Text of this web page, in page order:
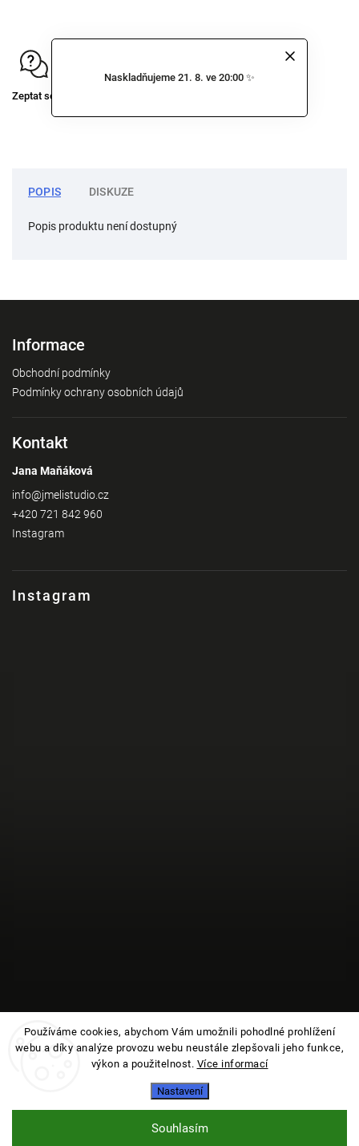
Používáme cookies, abychom Vám umožnili pohodlné prohlížení
webu a díky analýze provozu webu neustále zlepšovali jeho funkce,
výkon a použitelnost. Více informací
Nastavení
Souhlasím
Naskladňujeme 21. 8. ve 20:00 ✨
Zeptat se
POPIS DISKUZE
Popis produktu není dostupný
Informace
Obchodní podmínky
Podmínky ochrany osobních údajů
Instagram
Sledovat na Instagramu
Kontakt
Jana Maňáková
info@jmelistudio.cz
+420 721 842 960
Instagram
Jmelí. Všechna práva vyhrazena.